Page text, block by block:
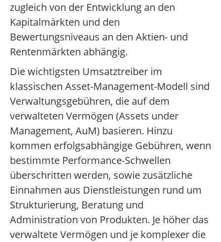
zugleich von der Entwicklung an den
Kapitalmärkten und den
Bewertungsniveaus an den Aktien- und
Rentenmärkten abhängig.
Die wichtigsten Umsatztreiber im
klassischen Asset-Management-Modell sind
Verwaltungsgebühren, die auf dem
verwalteten Vermögen (Assets under
Management, AuM) basieren. Hinzu
kommen erfolgsabhängige Gebühren, wenn
bestimmte Performance-Schwellen
überschritten werden, sowie zusätzliche
Einnahmen aus Dienstleistungen rund um
Strukturierung, Beratung und
Administration von Produkten. Je höher das
verwaltete Vermögen und je komplexer die